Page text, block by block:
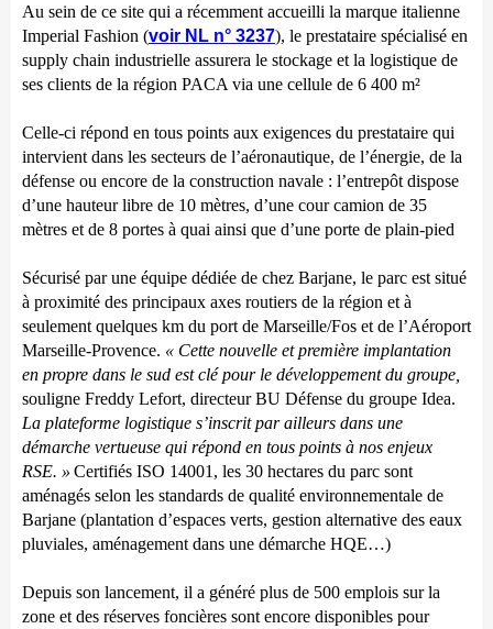
Au sein de ce site qui a récemment accueilli la marque italienne
Imperial Fashion (voir NL n° 3237), le prestataire spécialisé en
supply chain industrielle assurera le stockage et la logistique de
ses clients de la région PACA via une cellule de 6 400 m²
Celle-ci répond en tous points aux exigences du prestataire qui
intervient dans les secteurs de l’aéronautique, de l’énergie, de la
défense ou encore de la construction navale : l’entrepôt dispose
d’une hauteur libre de 10 mètres, d’une cour camion de 35
mètres et de 8 portes à quai ainsi que d’une porte de plain-pied
Sécurisé par une équipe dédiée de chez Barjane, le parc est situé
à proximité des principaux axes routiers de la région et à
seulement quelques km du port de Marseille/Fos et de l’Aéroport
Marseille-Provence. « Cette nouvelle et première implantation
en propre dans le sud est clé pour le développement du groupe,
souligne Freddy Lefort, directeur BU Défense du groupe Idea.
La plateforme logistique s’inscrit par ailleurs dans une
démarche vertueuse qui répond en tous points à nos enjeux
RSE. » Certifiés ISO 14001, les 30 hectares du parc sont
aménagés selon les standards de qualité environnementale de
Barjane (plantation d’espaces verts, gestion alternative des eaux
pluviales, aménagement dans une démarche HQE…)
Depuis son lancement, il a généré plus de 500 emplois sur la
zone et des réserves foncières sont encore disponibles pour